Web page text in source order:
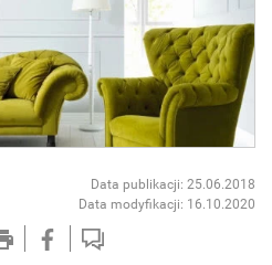
Data publikacji: 25.06.2018
Data modyfikacji: 16.10.2020